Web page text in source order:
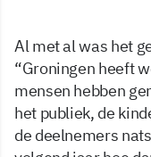
Al met al was het
“Groningen heeft
mensen hebben
het publiek, de
de deelnemers